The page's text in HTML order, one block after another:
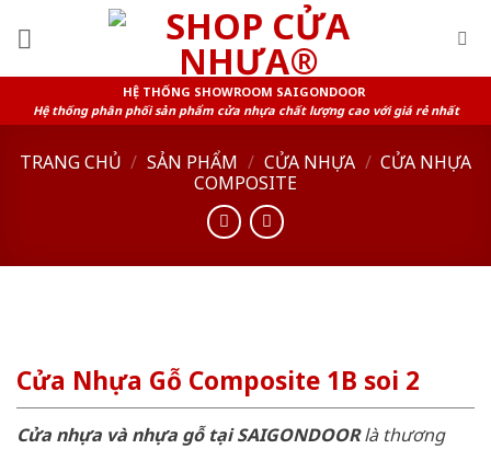
HỆ THỐNG SHOWROOM SAIGONDOOR
Hệ thống phân phối sản phẩm cửa nhựa chất lượng cao với giá rẻ nhất
TRANG CHỦ / SẢN PHẨM / CỬA NHỰA / CỬA NHỰA
COMPOSITE
Cửa Nhựa Gỗ Composite 1B soi 2
Cửa nhựa và nhựa gỗ tại SAIGONDOORlà thương